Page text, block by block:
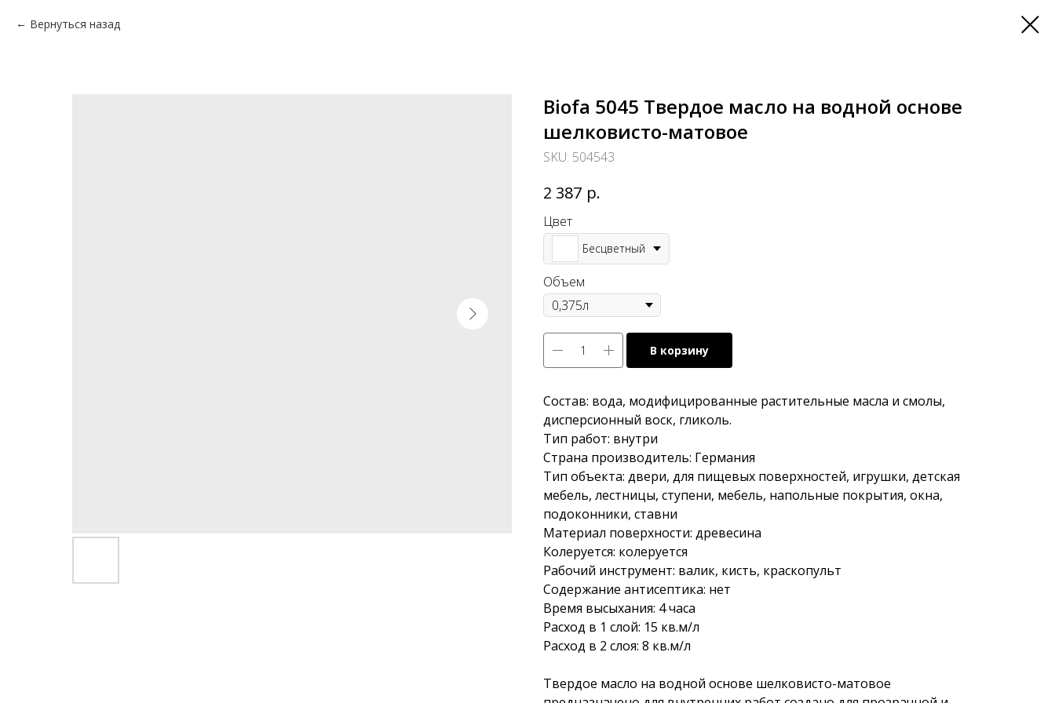
Вернуться назад
Biofa 5045 Твердое масло на водной основе
шелковисто-матовое
SKU: 504543
2 387 р.
Цвет
Бесцветный
Объем
В корзину
Состав: вода, модифицированные растительные масла и смолы,
дисперсионный воск, гликоль.
Тип работ: внутри
Страна производитель: Германия
Тип объекта: двери, для пищевых поверхностей, игрушки, детская
мебель, лестницы, ступени, мебель, напольные покрытия, окна,
подоконники, ставни
Материал поверхности: древесина
Колеруется: колеруется
Рабочий инструмент: валик, кисть, краскопульт
Содержание антисептика: нет
Время высыхания: 4 часа
Расход в 1 слой: 15 кв.м/л
Расход в 2 слоя: 8 кв.м/л
Твердое масло на водной основе шелковисто-матовое